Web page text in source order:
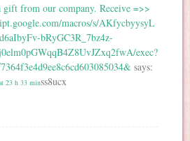
gift from our company. Receive =>>
macros/s/AKfycbyysyL
bRyGC3R_7bz4z-
exec?
says:
23 h 33 minss8ucx